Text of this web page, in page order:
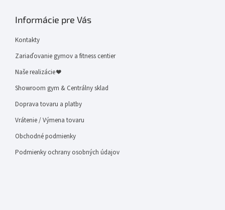
Informácie pre Vás
Kontakty
Zariaďovanie gymov a fitness centier
Naše realizácie ❤
Showroom gym & Centrálny sklad
Doprava tovaru a platby
Vrátenie / Výmena tovaru
Obchodné podmienky
Podmienky ochrany osobných údajov